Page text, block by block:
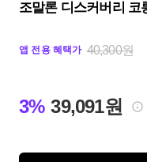
조말론 디스커버리 코
앱 전용 혜택가 40,300원
3% 39,091원